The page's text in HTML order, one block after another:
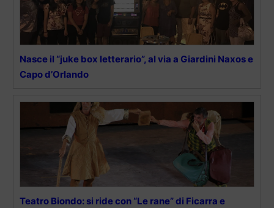
Nasce il “juke box letterario”, al via a Giardini Naxos e
Capo d’Orlando
Teatro Biondo: si ride con “Le rane” di Ficarra e